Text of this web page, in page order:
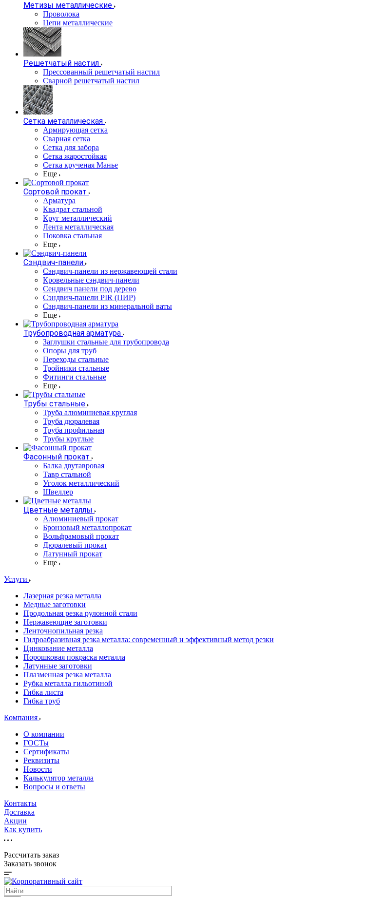
Метизы металлические
Проволока
Цепи металлические
Решетчатый настил
Прессованный решетчатый настил
Сварной решетчатый настил
Сетка металлическая
Армирующая сетка
Сварная сетка
Сетка для забора
Сетка жаростойкая
Сетка крученая Манье
Еще
Сортовой прокат
Арматура
Квадрат стальной
Круг металлический
Лента металлическая
Поковка стальная
Еще
Сэндвич-панели
Cэндвич-панели из нержавеющей стали
Кровельные сэндвич-панели
Сендвич панели под дерево
Сэндвич-панели PIR (ПИР)
Сэндвич-панели из минеральной ваты
Еще
Трубопроводная арматура
Заглушки стальные для трубопровода
Опоры для труб
Переходы стальные
Тройники стальные
Фитинги стальные
Еще
Трубы стальные
Труба алюминиевая круглая
Труба дюралевая
Труба профильная
Трубы круглые
Фасонный прокат
Балка двутавровая
Тавр стальной
Уголок металлический
Швеллер
Цветные металлы
Алюминиевый прокат
Бронзовый металлопрокат
Вольфрамовый прокат
Дюралевый прокат
Латунный прокат
Еще
Услуги
Лазерная резка металла
Медные заготовки
Продольная резка рулонной стали
Нержавеющие заготовки
Ленточнопильная резка
Гидроабразивная резка металла: современный и эффективный метод резки
Цинкование металла
Порошковая покраска металла
Латунные заготовки
Плазменная резка металла
Рубка металла гильотиной
Гибка листа
Гибка труб
Компания
О компании
ГОСТы
Сертификаты
Реквизиты
Новости
Калькулятор металла
Вопросы и ответы
Контакты
Доставка
Акции
Как купить
Рассчитать заказ
Заказать звонок